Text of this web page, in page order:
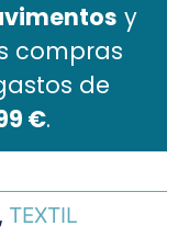
y
compras
de
€.
, TEXTIL